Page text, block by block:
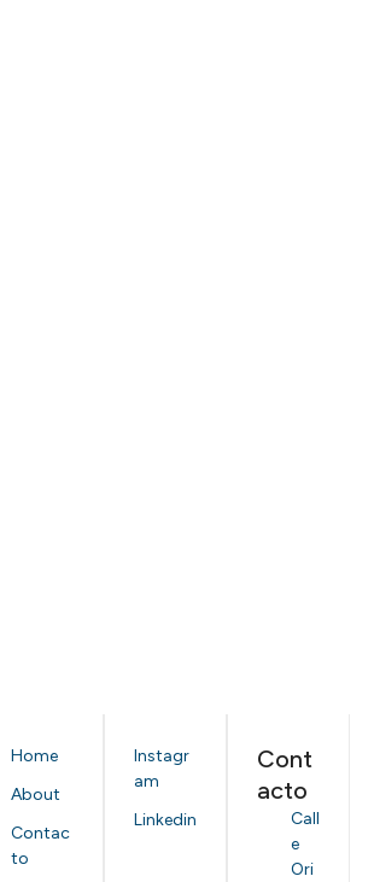
Home
About
Contac
to
Instagr
am
Linkedin
Cont
acto
Call
e
Ori